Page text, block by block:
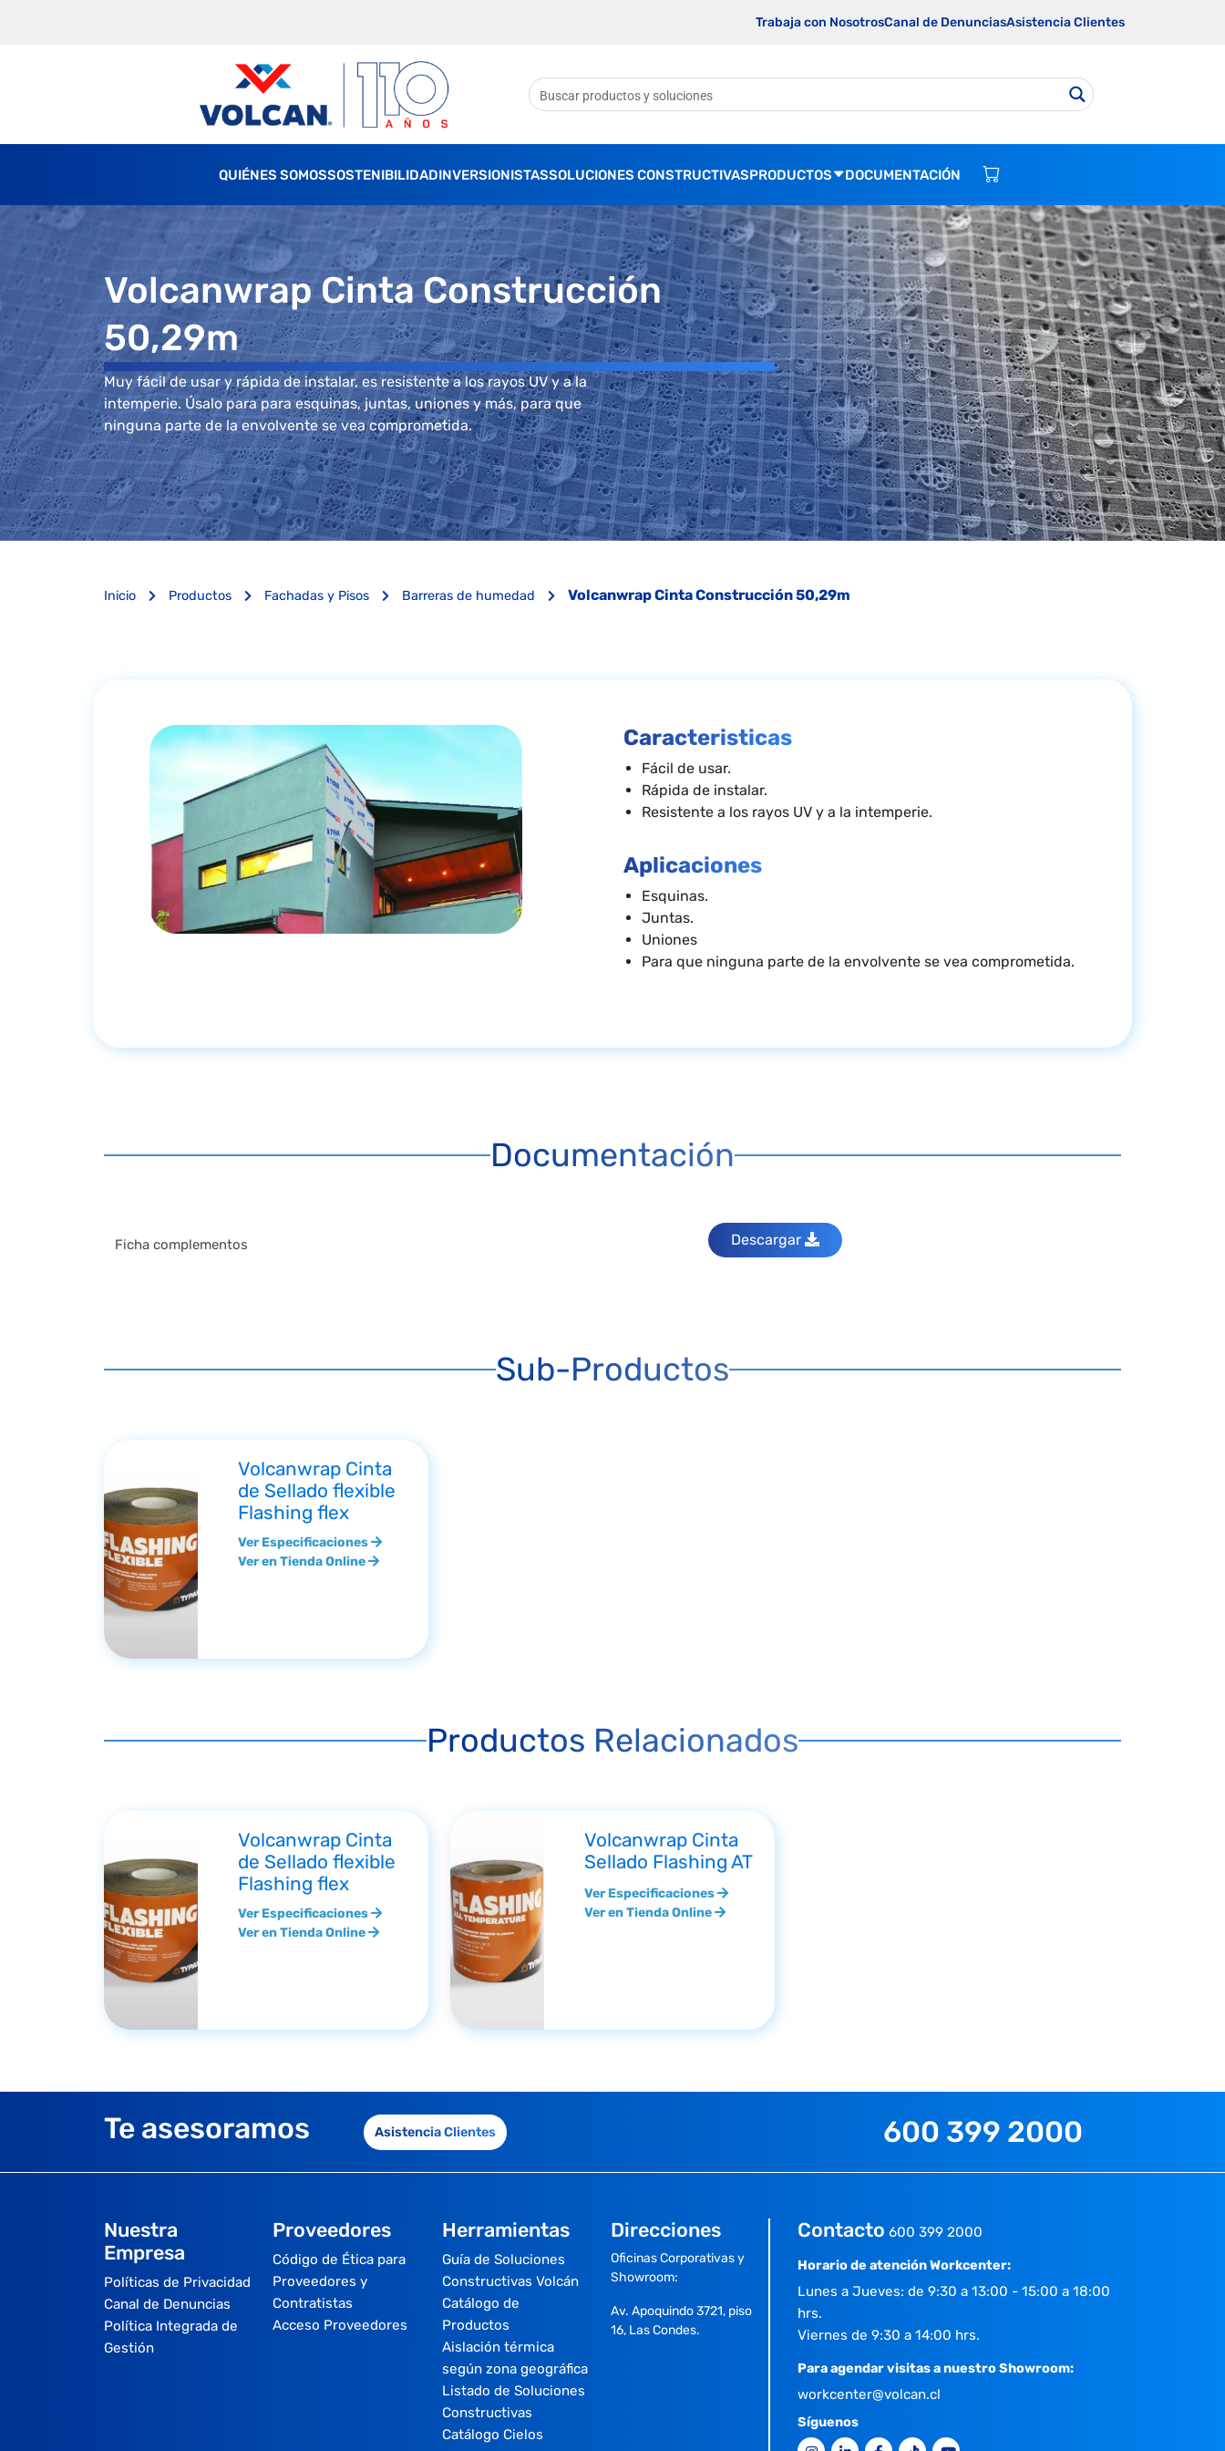
Trabaja con NosotrosCanal de DenunciasAsistencia Clientes
QUIÉNES SOMOSSOSTENIBILIDADINVERSIONISTASSOLUCIONES CONSTRUCTIVASPRODUCTOS DOCUMENTACIÓN
Volcanwrap Cinta Construcción
50,29m
Muy fácil de usar y rápida de instalar, es resistente a los rayos UV y a la
intemperie. Úsalo para para esquinas, juntas, uniones y más, para que
ninguna parte de la envolvente se vea comprometida.
Inicio Productos Fachadas y Pisos Barreras de humedad Volcanwrap Cinta Construcción 50,29m
Caracteristicas
Fácil de usar.
Rápida de instalar.
Resistente a los rayos UV y a la intemperie.
Aplicaciones
Esquinas.
Juntas.
Uniones
Para que ninguna parte de la envolvente se vea comprometida.
Documentación
Ficha complementos Descargar
Sub-Productos
Volcanwrap Cinta
de Sellado flexible
Flashing flex
Ver Especificaciones
Ver en Tienda Online
Productos Relacionados
Volcanwrap Cinta
de Sellado flexible
Flashing flex
Ver Especificaciones
Ver en Tienda Online
Volcanwrap Cinta
Sellado Flashing AT
Ver Especificaciones
Ver en Tienda Online
Te asesoramos Asistencia Clientes 600 399 2000
Nuestra
Empresa
Políticas de Privacidad
Canal de Denuncias
Política Integrada de
Gestión
Proveedores
Código de Ética para
Proveedores y
Contratistas
Acceso Proveedores
Herramientas
Guía de Soluciones
Constructivas Volcán
Catálogo de
Productos
Aislación térmica
según zona geográfica
Listado de Soluciones
Constructivas
Catálogo Cielos
Direcciones
Oficinas Corporativas y
Showroom:
Av. Apoquindo 3721, piso
16, Las Condes.
Contacto 600 399 2000
Horario de atención Workcenter:
Lunes a Jueves: de 9:30 a 13:00 - 15:00 a 18:00
hrs.
Viernes de 9:30 a 14:00 hrs.
Para agendar visitas a nuestro Showroom:
workcenter@volcan.cl
Síguenos